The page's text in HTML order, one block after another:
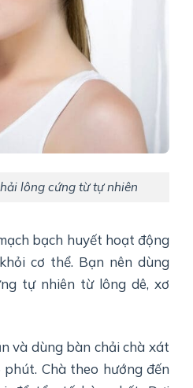
lông cứng từ tự nhiên
bạch huyết hoạt động
cơ thể. Bạn nên dùng
tự nhiên từ lông dê, xơ
và dùng bàn chải chà xát
Chà theo hướng đến